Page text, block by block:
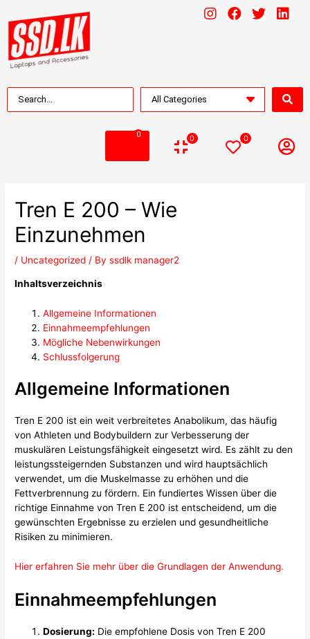
0 0 0
Tren E 200 – Wie
Einzunehmen
/ Uncategorized / Byssdlk manager2
Inhaltsverzeichnis
Allgemeine Informationen
Einnahmeempfehlungen
Mögliche Nebenwirkungen
Schlussfolgerung
Allgemeine Informationen
Tren E 200 ist ein weit verbreitetes Anabolikum, das häufig
von Athleten und Bodybuildern zur Verbesserung der
muskulären Leistungsfähigkeit eingesetzt wird. Es zählt zu den
leistungssteigernden Substanzen und wird hauptsächlich
verwendet, um die Muskelmasse zu erhöhen und die
Fettverbrennung zu fördern. Ein fundiertes Wissen über die
richtige Einnahme von Tren E 200 ist entscheidend, um die
gewünschten Ergebnisse zu erzielen und gesundheitliche
Risiken zu minimieren.
Hier erfahren Sie mehr über die Grundlagen der Anwendung.
Einnahmeempfehlungen
Dosierung: Die empfohlene Dosis von Tren E 200